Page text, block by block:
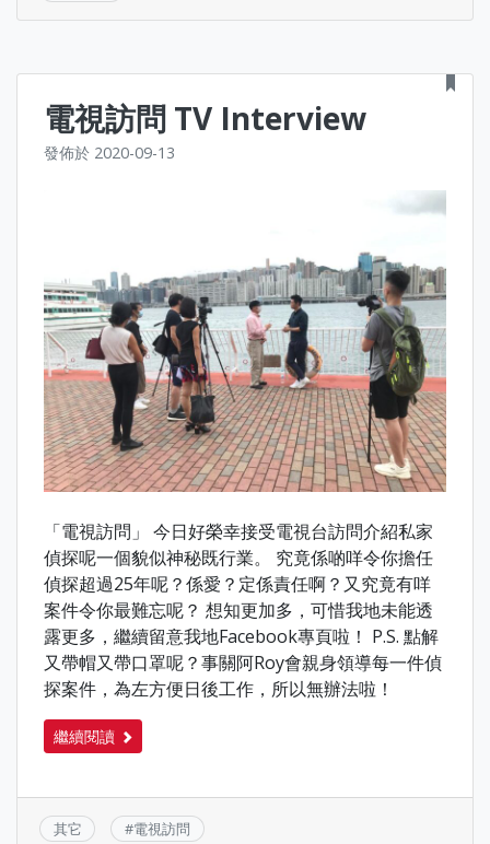
電視訪問 TV Interview
發佈於 2020-09-13
「電視訪問」 今日好榮幸接受電視台訪問介紹私家
偵探呢一個貌似神秘既行業。 究竟係啲咩令你擔任
偵探超過25年呢？係愛？定係責任啊？又究竟有咩
案件令你最難忘呢？ 想知更加多，可惜我地未能透
露更多，繼續留意我地Facebook專頁啦！ P.S. 點解
又帶帽又帶口罩呢？事關阿Roy會親身領導每一件偵
探案件，為左方便日後工作，所以無辦法啦！
繼續閱讀
其它 #電視訪問